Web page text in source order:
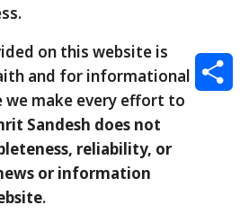
on this website is
and for informational
we make every effort to
Sandesh does not
reliability, or
or information
.